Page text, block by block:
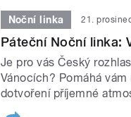
Noční linka 21.
Páteční Noční linka:
Je pro vás Český
Vánocích? Pomáhá
dotvoření příjemné